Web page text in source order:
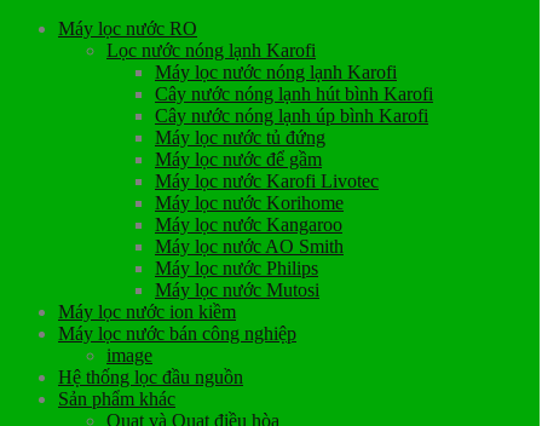
Máy lọc nước RO
Lọc nước nóng lạnh Karofi
Máy lọc nước nóng lạnh Karofi
Cây nước nóng lạnh hút bình Karofi
Cây nước nóng lạnh úp bình Karofi
Máy lọc nước tủ đứng
Máy lọc nước để gầm
Máy lọc nước Karofi Livotec
Máy lọc nước Korihome
Máy lọc nước Kangaroo
Máy lọc nước AO Smith
Máy lọc nước Philips
Máy lọc nước Mutosi
Máy lọc nước ion kiềm
Máy lọc nước bán công nghiệp
image
Hệ thống lọc đầu nguồn
Sản phẩm khác
Quạt và Quạt điều hòa